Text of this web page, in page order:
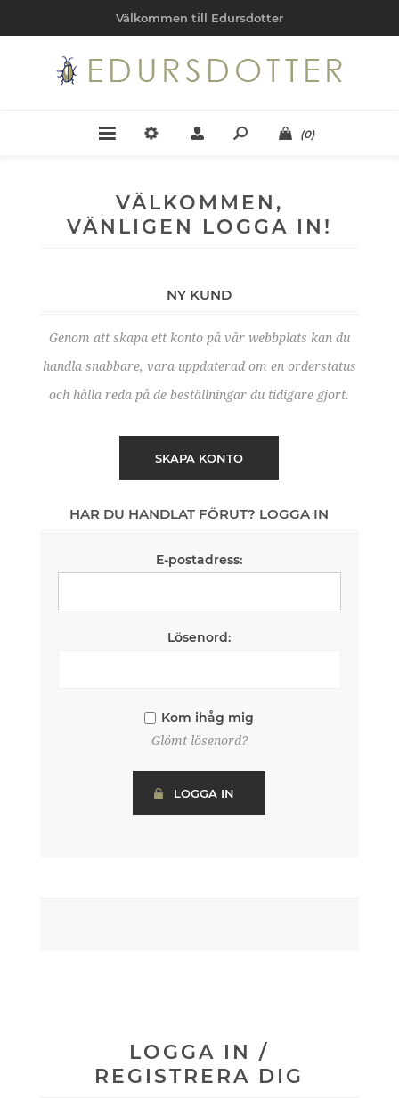
Välkommen till Edursdotter
(0)
VÄLKOMMEN,
VÄNLIGEN LOGGA IN!
NY KUND
Genom att skapa ett konto på vår webbplats kan du
handla snabbare, vara uppdaterad om en orderstatus
och hålla reda på de beställningar du tidigare gjort.
SKAPA KONTO
HAR DU HANDLAT FÖRUT? LOGGA IN
E-postadress:
Lösenord:
Kom ihåg mig
Glömt lösenord?
LOGGA IN
LOGGA IN /
REGISTRERA DIG